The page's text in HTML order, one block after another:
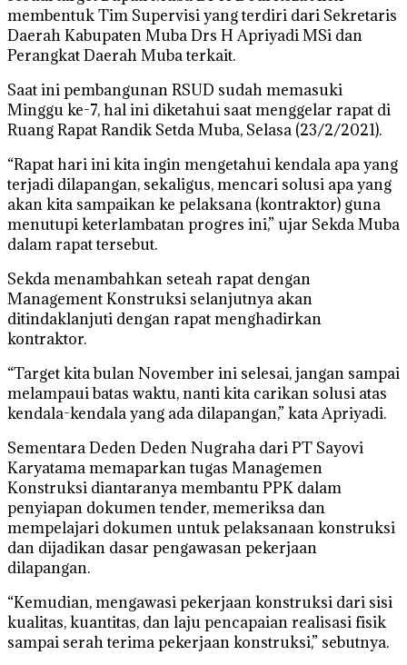
membentuk Tim Supervisi yang terdiri dari Sekretaris
Daerah Kabupaten Muba Drs H Apriyadi MSi dan
Perangkat Daerah Muba terkait.
Saat ini pembangunan RSUD sudah memasuki
Minggu ke-7, hal ini diketahui saat menggelar rapat di
Ruang Rapat Randik Setda Muba, Selasa (23/2/2021).
“Rapat hari ini kita ingin mengetahui kendala apa yang
terjadi dilapangan, sekaligus, mencari solusi apa yang
akan kita sampaikan ke pelaksana (kontraktor) guna
menutupi keterlambatan progres ini,” ujar Sekda Muba
dalam rapat tersebut.
Sekda menambahkan seteah rapat dengan
Management Konstruksi selanjutnya akan
ditindaklanjuti dengan rapat menghadirkan
kontraktor.
“Target kita bulan November ini selesai, jangan sampai
melampaui batas waktu, nanti kita carikan solusi atas
kendala-kendala yang ada dilapangan,” kata Apriyadi.
Sementara Deden Deden Nugraha dari PT Sayovi
Karyatama memaparkan tugas Managemen
Konstruksi diantaranya membantu PPK dalam
penyiapan dokumen tender, memeriksa dan
mempelajari dokumen untuk pelaksanaan konstruksi
dan dijadikan dasar pengawasan pekerjaan
dilapangan.
“Kemudian, mengawasi pekerjaan konstruksi dari sisi
kualitas, kuantitas, dan laju pencapaian realisasi fisik
sampai serah terima pekerjaan konstruksi,” sebutnya.